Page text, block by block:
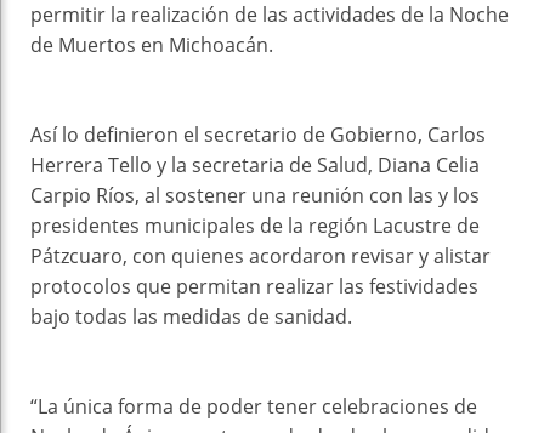
permitir la realización de las actividades de la Noche
de Muertos en Michoacán.
Así lo definieron el secretario de Gobierno, Carlos
Herrera Tello y la secretaria de Salud, Diana Celia
Carpio Ríos, al sostener una reunión con las y los
presidentes municipales de la región Lacustre de
Pátzcuaro, con quienes acordaron revisar y alistar
protocolos que permitan realizar las festividades
bajo todas las medidas de sanidad.
“La única forma de poder tener celebraciones de